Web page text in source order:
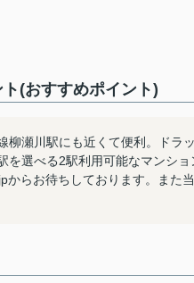
(おすすめポイント)
柳瀬川駅にも近くて便利。ド
を選べる2駅利用可能なマンシ
からお待ちしております。また